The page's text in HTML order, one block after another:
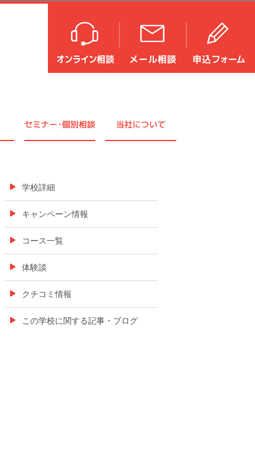
セミナー・個別相談 当社について
学校詳細
キャンペーン情報
コース一覧
体験談
クチコミ情報
この学校に関する記事・ブログ